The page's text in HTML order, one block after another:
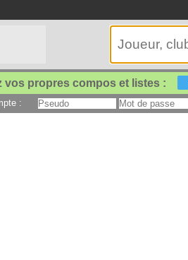
vos propres compos et listes :
: